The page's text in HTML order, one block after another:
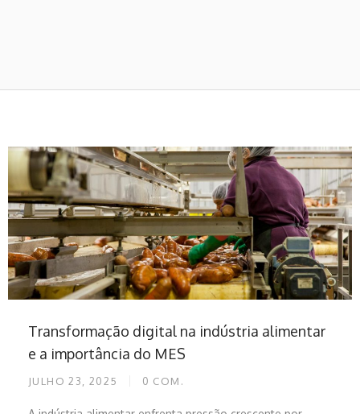
Transformação digital na indústria alimentar
e a importância do MES
JULHO 23, 2025 0 COM.